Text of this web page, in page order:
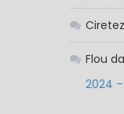
Flou
2024